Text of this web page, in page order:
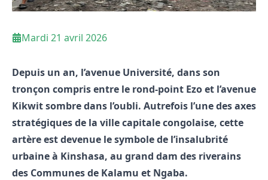
Mardi 21 avril 2026
Depuis un an, l’avenue Université, dans son
tronçon compris entre le rond-point Ezo et l’avenue
Kikwit sombre dans l’oubli. Autrefois l’une des axes
stratégiques de la ville capitale congolaise, cette
artère est devenue le symbole de l’insalubrité
urbaine à Kinshasa, au grand dam des riverains
des Communes de Kalamu et Ngaba.